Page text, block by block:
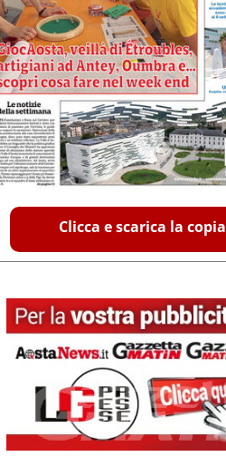
Clicca e scarica la copia